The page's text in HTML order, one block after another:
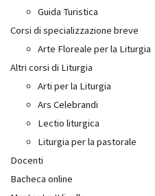
Guida Turistica
Corsi di specializzazione breve
Arte Floreale per la Liturgia
Altri corsi di Liturgia
Arti per la Liturgia
Ars Celebrandi
Lectio liturgica
Liturgia per la pastorale
Docenti
Bacheca online